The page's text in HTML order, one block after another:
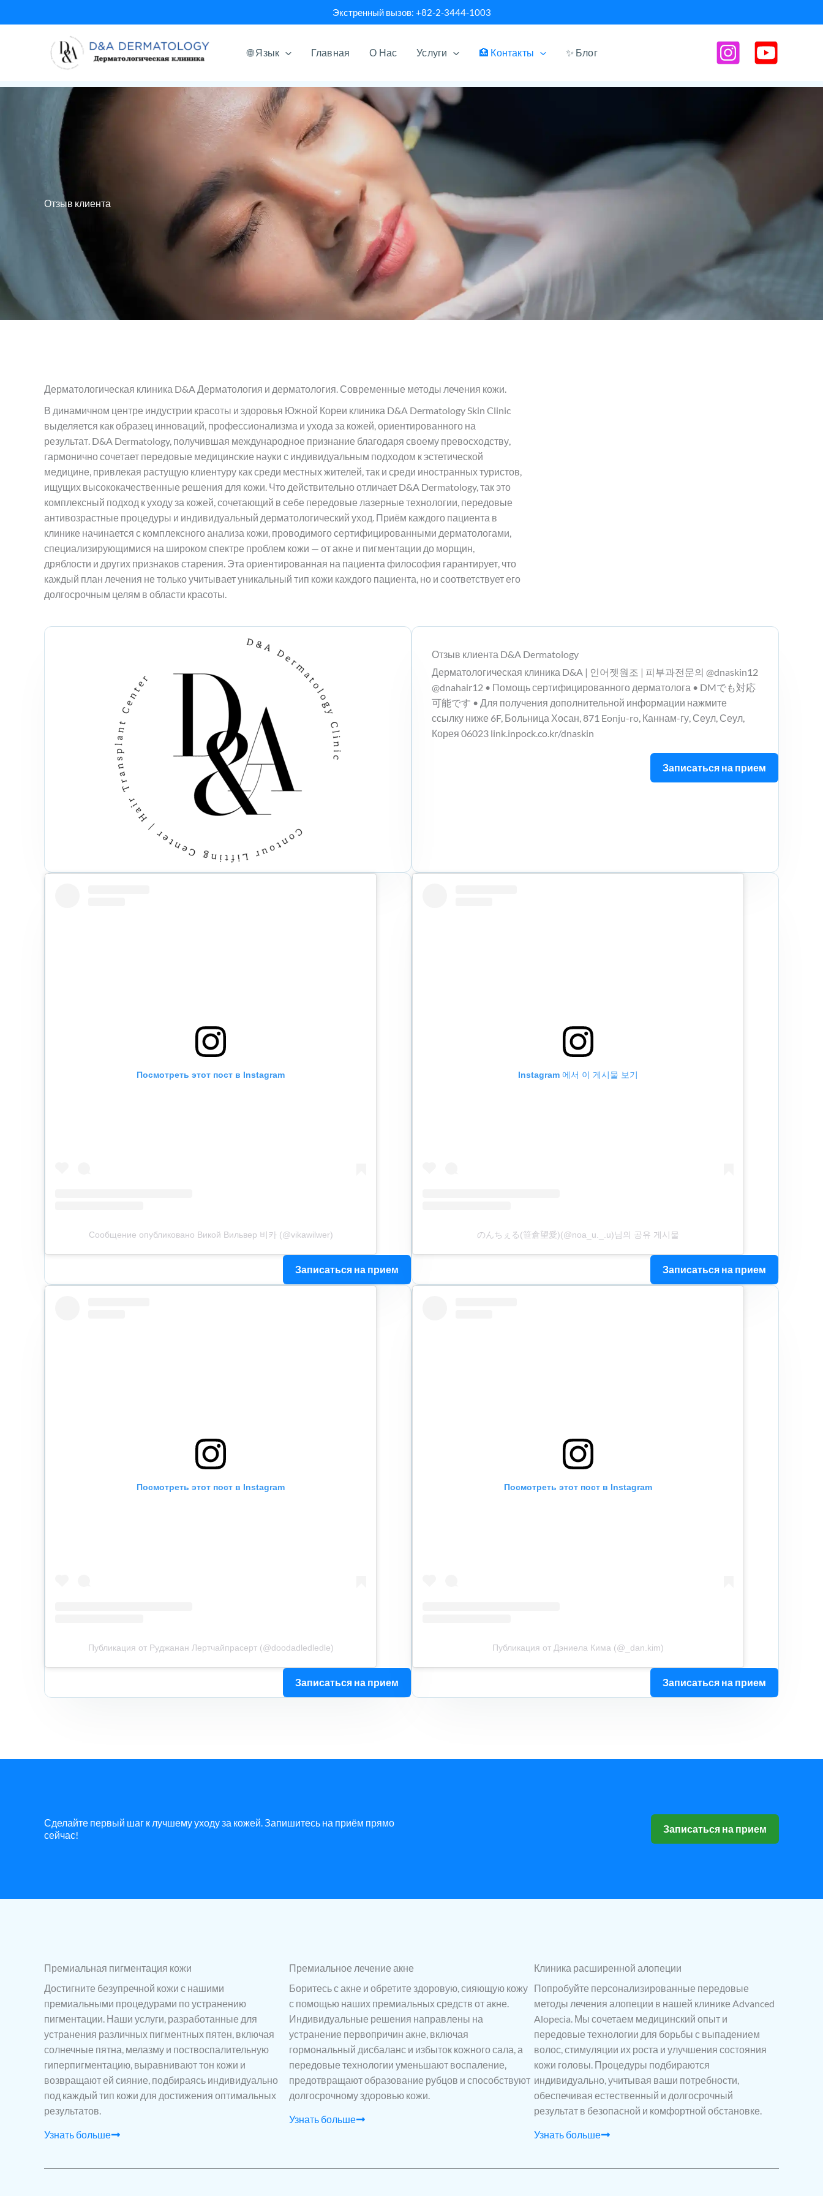
к
Экстренный вызов: +82-2-3444-1003
🌐 Язык Главная О Нас Услуги 🏥 Контакты ✨ Блог
Отзыв клиента
Дерматологическая клиника D&A Дерматология и дерматология. Современные методы лечения кожи.
В динамичном центре индустрии красоты и здоровья Южной Кореи клиника D&A Dermatology Skin Clinic
выделяется как образец инноваций, профессионализма и ухода за кожей, ориентированного на
результат. D&A Dermatology, получившая международное признание благодаря своему превосходству,
гармонично сочетает передовые медицинские науки с индивидуальным подходом к эстетической
медицине, привлекая растущую клиентуру как среди местных жителей, так и среди иностранных туристов,
ищущих высококачественные решения для кожи. Что действительно отличает D&A Dermatology, так это
комплексный подход к уходу за кожей, сочетающий в себе передовые лазерные технологии, передовые
антивозрастные процедуры и индивидуальный дерматологический уход. Приём каждого пациента в
клинике начинается с комплексного анализа кожи, проводимого сертифицированными дерматологами,
специализирующимися на широком спектре проблем кожи — от акне и пигментации до морщин,
дряблости и других признаков старения. Эта ориентированная на пациента философия гарантирует, что
каждый план лечения не только учитывает уникальный тип кожи каждого пациента, но и соответствует его
долгосрочным целям в области красоты.
Отзыв клиента D&A Dermatology
Дерматологическая клиника D&A | 인어젯원조 | 피부과전문의 @dnaskin12
@dnahair12 • Помощь сертифицированного дерматолога • DMでも対応
可能です • Для получения дополнительной информации нажмите
ссылку ниже 6F, Больница Хосан, 871 Eonju-ro, Каннам-гу, Сеул, Сеул,
Корея 06023 link.inpock.co.kr/dnaskin
Записаться на прием
Посмотреть этот пост в Instagram
Сообщение опубликовано Викой Вильвер 비카 (@vikawilwer)
Записаться на прием
Instagram 에서 이 게시물 보기
のんちぇる(笹倉望愛)(@noa_u._.u)님의 공유 게시물
Записаться на прием
Посмотреть этот пост в Instagram
Публикация от Руджанан Лертчайпрасерт (@doodadledledle)
Записаться на прием
Посмотреть этот пост в Instagram
Публикация от Дэниела Кима (@_dan.kim)
Записаться на прием
Сделайте первый шаг к лучшему уходу за кожей. Запишитесь на приём прямо
сейчас!
Записаться на прием
Премиальная пигментация кожи
Достигните безупречной кожи с нашими
премиальными процедурами по устранению
пигментации. Наши услуги, разработанные для
устранения различных пигментных пятен, включая
солнечные пятна, мелазму и поствоспалительную
гиперпигментацию, выравнивают тон кожи и
возвращают ей сияние, подбираясь индивидуально
под каждый тип кожи для достижения оптимальных
результатов.
Узнать больше
Премиальное лечение акне
Боритесь с акне и обретите здоровую, сияющую кожу
с помощью наших премиальных средств от акне.
Индивидуальные решения направлены на
устранение первопричин акне, включая
гормональный дисбаланс и избыток кожного сала, а
передовые технологии уменьшают воспаление,
предотвращают образование рубцов и способствуют
долгосрочному здоровью кожи.
Узнать больше
Клиника расширенной алопеции
Попробуйте персонализированные передовые
методы лечения алопеции в нашей клинике Advanced
Alopecia. Мы сочетаем медицинский опыт и
передовые технологии для борьбы с выпадением
волос, стимуляции их роста и улучшения состояния
кожи головы. Процедуры подбираются
индивидуально, учитывая ваши потребности,
обеспечивая естественный и долгосрочный
результат в безопасной и комфортной обстановке.
Узнать больше